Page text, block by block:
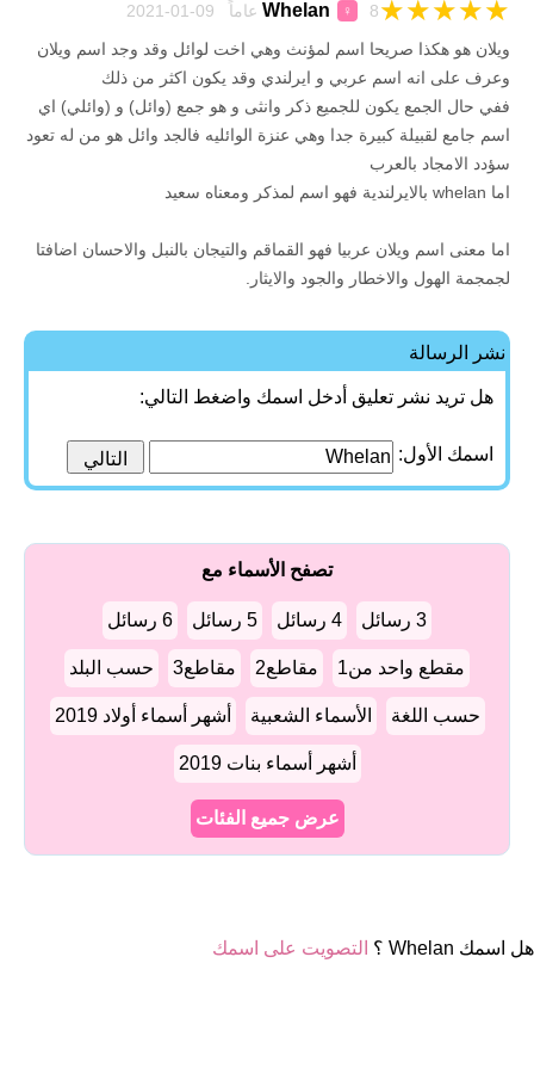
Whelan ♀ 8 عاماً 09-01-2021 ★
★
★
★
★
ويلان هو هكذا صريحا اسم لمؤنث وهي اخت لوائل وقد وجد اسم ويلان
وعرف على انه اسم عربي و ايرلندي وقد يكون اكثر من ذلك
ففي حال الجمع يكون للجميع ذكر وانثى و هو جمع (وائل) و (وائلي) اي
اسم جامع لقبيلة كبيرة جدا وهي عنزة الوائليه فالجد وائل هو من له تعود
سؤدد الامجاد بالعرب
اما whelan بالايرلندية فهو اسم لمذكر ومعناه سعيد
اما معنى اسم ويلان عربيا فهو القماقم والتيجان بالنبل والاحسان اضافتا
لجمجمة الهول والاخطار والجود والايثار.
نشر الرسالة
هل تريد نشر تعليق أدخل اسمك واضغط التالي:
اسمك الأول:
تصفح الأسماء مع
3 رسائل 4 رسائل 5 رسائل 6 رسائل
مقطع واحد من1 مقاطع2 مقاطع3 حسب البلد
حسب اللغة الأسماء الشعبية أشهر أسماء أولاد 2019
أشهر أسماء بنات 2019
عرض جميع الفئات
هل اسمك Whelan ؟ التصويت على اسمك